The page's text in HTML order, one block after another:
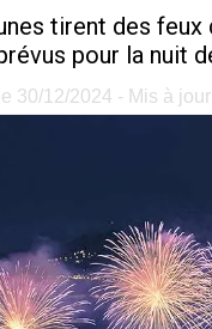
tirent des
pour la nuit
30/12/2024 - Mis à